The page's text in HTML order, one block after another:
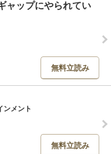
ャップにやられてい
無料立読み
ンメント
無料立読み